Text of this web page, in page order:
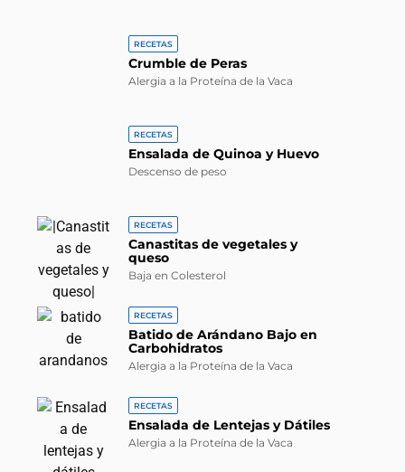
RECETAS
Crumble de Peras
Alergia a la Proteína de la Vaca
RECETAS
Ensalada de Quinoa y Huevo
Descenso de peso
RECETAS
Canastitas de vegetales y
queso
Baja en Colesterol
RECETAS
Batido de Arándano Bajo en
Carbohidratos
Alergia a la Proteína de la Vaca
RECETAS
Ensalada de Lentejas y Dátiles
Alergia a la Proteína de la Vaca